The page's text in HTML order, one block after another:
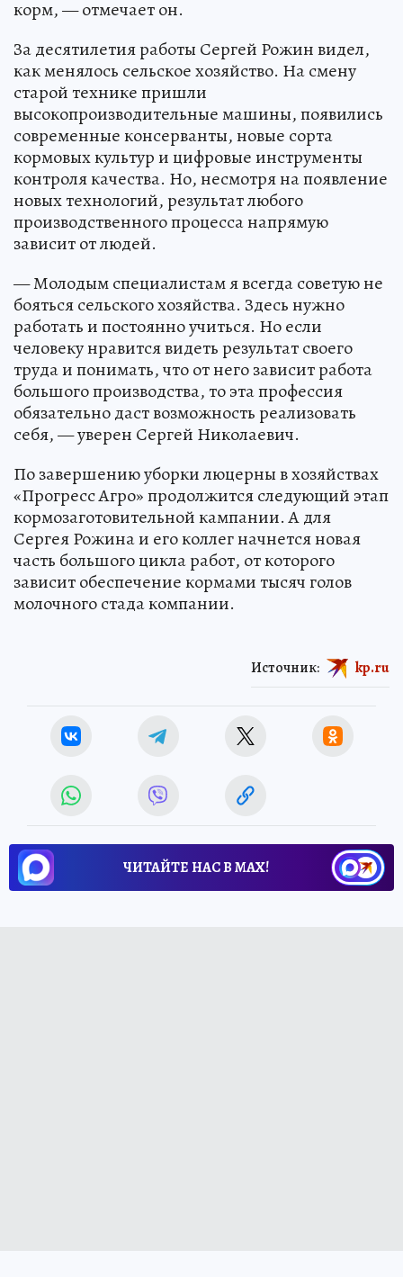
корм, — отмечает он.
За десятилетия работы Сергей Рожин видел,
как менялось сельское хозяйство. На смену
старой технике пришли
высокопроизводительные машины, появились
современные консерванты, новые сорта
кормовых культур и цифровые инструменты
контроля качества. Но, несмотря на появление
новых технологий, результат любого
производственного процесса напрямую
зависит от людей.
— Молодым специалистам я всегда советую не
бояться сельского хозяйства. Здесь нужно
работать и постоянно учиться. Но если
человеку нравится видеть результат своего
труда и понимать, что от него зависит работа
большого производства, то эта профессия
обязательно даст возможность реализовать
себя, — уверен Сергей Николаевич.
По завершению уборки люцерны в хозяйствах
«Прогресс Агро» продолжится следующий этап
кормозаготовительной кампании. А для
Сергея Рожина и его коллег начнется новая
часть большого цикла работ, от которого
зависит обеспечение кормами тысяч голов
молочного стада компании.
Источник: kp.ru
ЧИТАЙТЕ НАС В МАХ!